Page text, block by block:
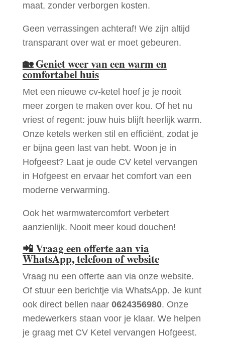
maat, zonder verborgen kosten.
Geen verrassingen achteraf! We zijn altijd
transparant over wat er moet gebeuren.
🏡Geniet weer van een warm en
comfortabel huis
Met een nieuwe cv-ketel hoef je je nooit
meer zorgen te maken over kou. Of het nu
vriest of regent: jouw huis blijft heerlijk warm.
Onze ketels werken stil en efficiënt, zodat je
er bijna geen last van hebt. Woon je in
Hofgeest? Laat je oude CV ketel vervangen
in Hofgeest en ervaar het comfort van een
moderne verwarming.
Ook het warmwatercomfort verbetert
aanzienlijk. Nooit meer koud douchen!
📲Vraag een offerte aan via
WhatsApp, telefoon of website
Vraag nu een offerte aan via onze website.
Of stuur een berichtje via WhatsApp. Je kunt
ook direct bellen naar 0624356980. Onze
medewerkers staan voor je klaar. We helpen
je graag met CV Ketel vervangen Hofgeest.